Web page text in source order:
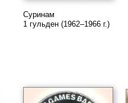
Суринам
1 гульден (1962–1966 г.)